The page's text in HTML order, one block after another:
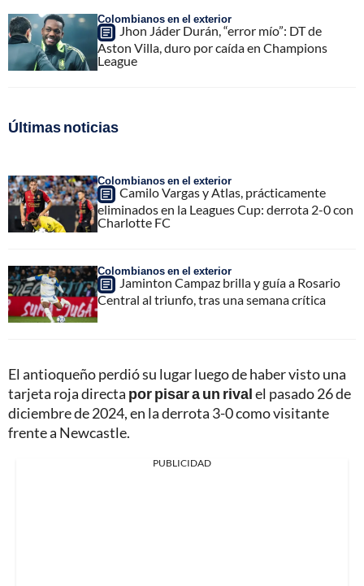
Colombianos en el exterior
Jhon Jáder Durán, “error mío”: DT de
Aston Villa, duro por caída en Champions
League
Últimas noticias
Colombianos en el exterior
Camilo Vargas y Atlas, prácticamente
eliminados en la Leagues Cup: derrota 2-0 con
Charlotte FC
Colombianos en el exterior
Jaminton Campaz brilla y guía a Rosario
Central al triunfo, tras una semana crítica
El antioqueño perdió su lugar luego de haber visto una
tarjeta roja directa por pisar a un rivalel pasado 26 de
diciembre de 2024, en la derrota 3-0 como visitante
frente a Newcastle.
PUBLICIDAD